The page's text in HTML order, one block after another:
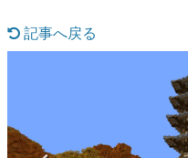
具体的な形から
ゲームが変
「経験値」「裏
の起源や用法の
イニーP氏が徹底
記事へ戻る